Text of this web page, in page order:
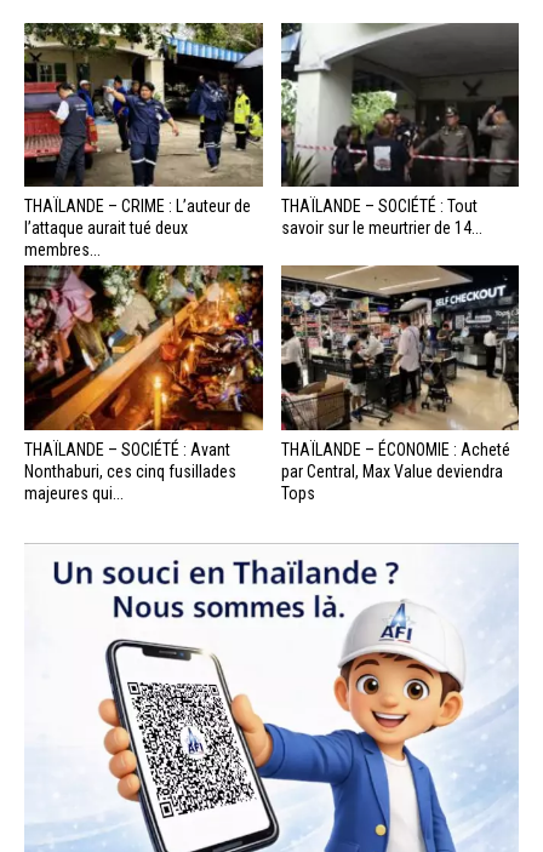
THAÏLANDE – CRIME : L’auteur de
l’attaque aurait tué deux
membres...
THAÏLANDE – SOCIÉTÉ : Tout
savoir sur le meurtrier de 14...
THAÏLANDE – SOCIÉTÉ : Avant
Nonthaburi, ces cinq fusillades
majeures qui...
THAÏLANDE – ÉCONOMIE : Acheté
par Central, Max Value deviendra
Tops